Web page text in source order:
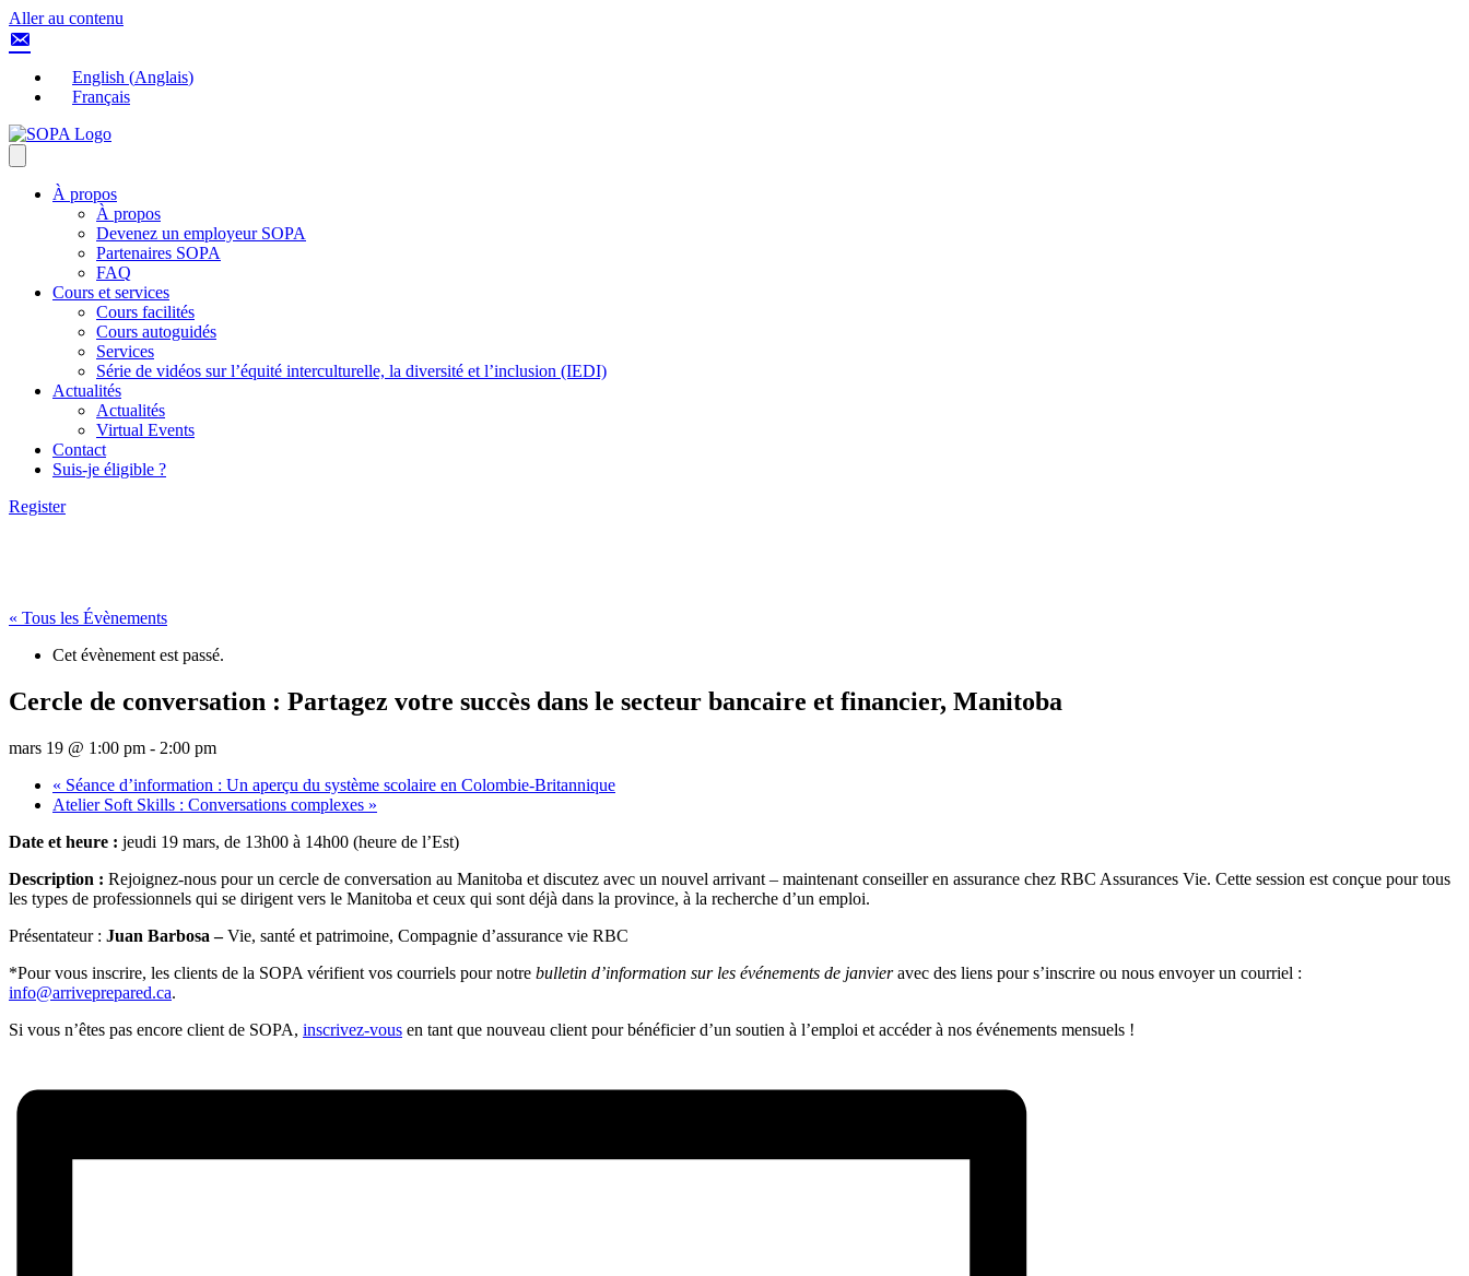
Aller au contenu
English (Anglais)
Français
À propos
À propos
Devenez un employeur SOPA
Partenaires SOPA
FAQ
Cours et services
Cours facilités
Cours autoguidés
Services
Série de vidéos sur l’équité interculturelle, la diversité et l’inclusion (IEDI)
Actualités
Actualités
Virtual Events
Contact
Suis-je éligible ?
Register
« Tous les Évènements
Cet évènement est passé.
Cercle de conversation : Partagez votre succès dans le secteur bancaire et financier, Manitoba
mars 19 @ 1:00 pm - 2:00 pm
« Séance d’information : Un aperçu du système scolaire en Colombie-Britannique
Atelier Soft Skills : Conversations complexes »
Date et heure : jeudi 19 mars, de 13h00 à 14h00 (heure de l’Est)
Description : Rejoignez-nous pour un cercle de conversation au Manitoba et discutez avec un nouvel arrivant – maintenant conseiller en assurance chez RBC Assurances Vie. Cette session est conçue pour tous
les types de professionnels qui se dirigent vers le Manitoba et ceux qui sont déjà dans la province, à la recherche d’un emploi.
Présentateur : Juan Barbosa –Vie, santé et patrimoine, Compagnie d’assurance vie RBC
*Pour vous inscrire, les clients de la SOPA vérifient vos courriels pour notre bulletin d’information sur les événements de janvieravec des liens pour s’inscrire ou nous envoyer un courriel :
info@arriveprepared.ca.
Si vous n’êtes pas encore client de SOPA, inscrivez-vous en tant que nouveau client pour bénéficier d’un soutien à l’emploi et accéder à nos événements mensuels !